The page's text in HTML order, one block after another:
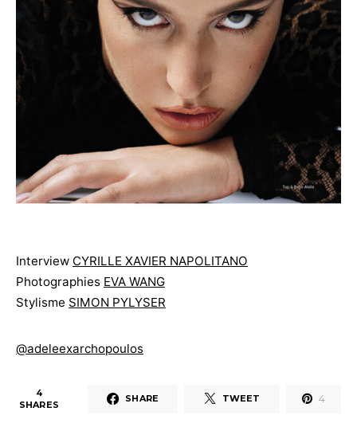
Interview CYRILLE XAVIER NAPOLITANO
Photographies EVA WANG
Stylisme SIMON PYLYSER
@adeleexarchopoulos
4
SHARES
SHARE TWEET 4